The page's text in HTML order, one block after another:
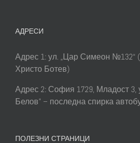
АДРЕСИ
Адрес 1: ул. „Цар Симеон №132“
Христо Ботев)
Адрес 2: София 1729, Младост 3,
Белов” – последна спирка
ПОЛЕЗНИ СТРАНИЦИ